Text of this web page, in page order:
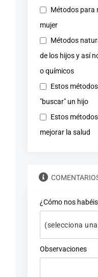
Métodos para
mujer
Métodos
de los hijos y así
o químicos
Estos
"buscar" un hijo
Estos
mejorar la salud
¿Cómo nos
Observaciones